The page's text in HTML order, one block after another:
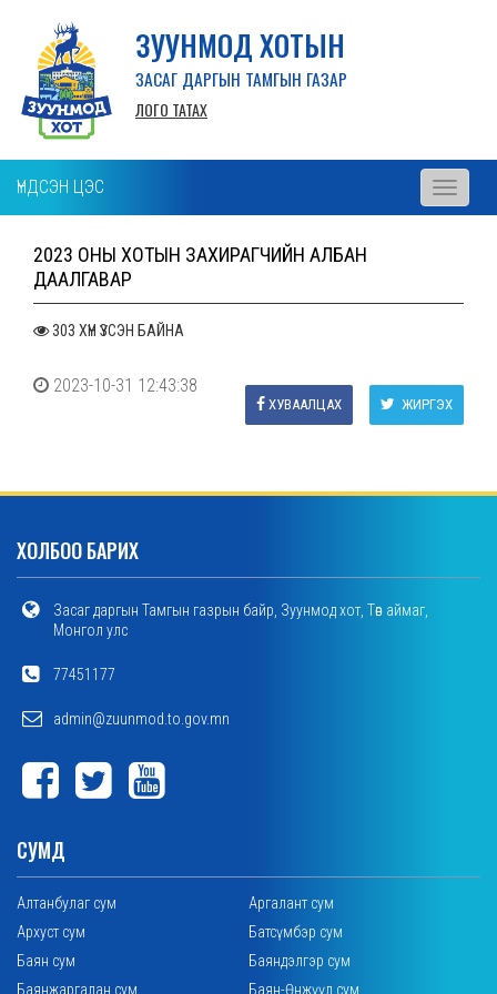
ЗУУНМОД ХОТЫН
ЗАСАГ ДАРГЫН ТАМГЫН ГАЗАР
ЛОГО ТАТАХ
ҮНДСЭН ЦЭС
Toggle
2023 ОНЫ ХОТЫН ЗАХИРАГЧИЙН АЛБАН
ДААЛГАВАР
303 ХҮН ҮЗСЭН БАЙНА
2023-10-31 12:43:38
ЖИРГЭХ
ХУВААЛЦАХ
ХОЛБОО БАРИХ
Засаг даргын Тамгын газрын байр, Зуунмод хот, Төв аймаг,
Монгол улс
77451177
admin@zuunmod.to.gov.mn
СУМД
Алтанбулаг сум
Аргалант сум
Архуст сум
Батсүмбэр сум
Баян сум
Баяндэлгэр сум
Баянжаргалан сум
Баян-Өнжүүл сум